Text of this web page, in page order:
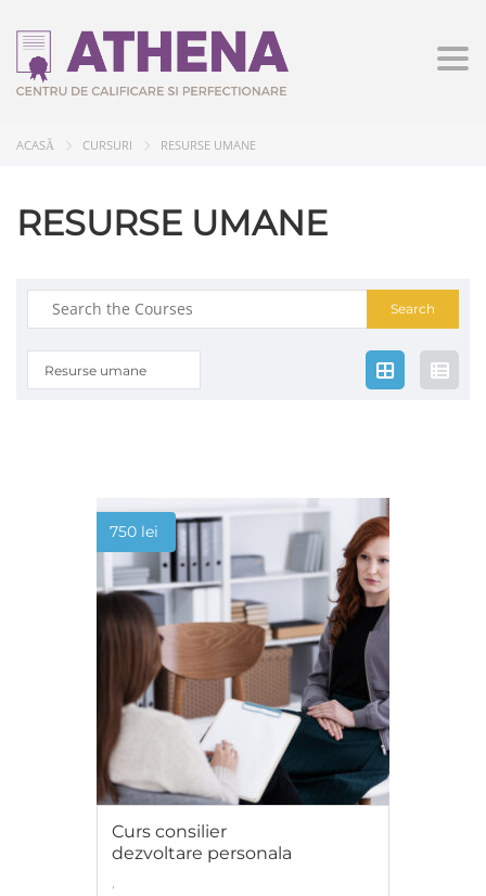
ACASĂ CURSURI RESURSE UMANE
RESURSE UMANE
Search
for:
Resurse umane
750 lei
Curs consilier
dezvoltare personala